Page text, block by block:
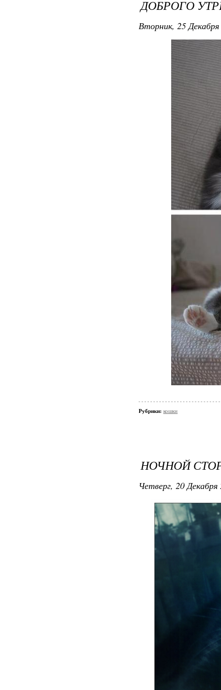
ДОБРОГО
Вторник, 25
Рубрики: кошки
НОЧНОЙ
Четверг, 20